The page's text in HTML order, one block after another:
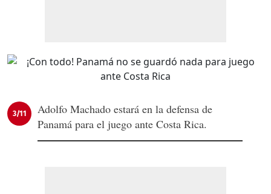
3/11
Adolfo Machado estará en la defensa de
Panamá para el juego ante Costa Rica.